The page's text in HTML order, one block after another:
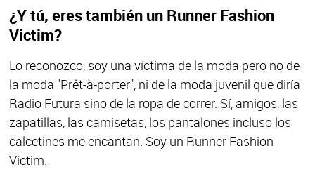
¿Y tú, eres también un Runner Fashion
Victim?
Lo reconozco, soy una víctima de la moda pero no de
la moda "Prêt-à-porter", ni de la moda juvenil que diría
Radio Futura sino de la ropa de correr. Sí, amigos, las
zapatillas, las camisetas, los pantalones incluso los
calcetines me encantan. Soy un Runner Fashion
Victim.